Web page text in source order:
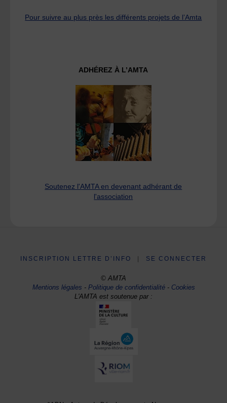
Pour suivre au plus près les différents projets de l’Amta
ADHÉREZ À L’AMTA
Soutenez l'AMTA en devenant adhérant de
l'association
INSCRIPTION LETTRE D’INFO SE CONNECTER
© AMTA
Mentions légales -Politique de confidentialité- Cookies
L'AMTA est soutenue par :